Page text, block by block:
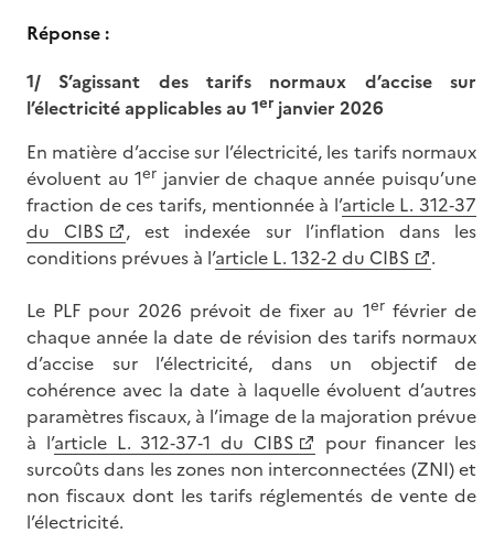
Réponse :
1/ S’agissant des tarifs normaux d’accise sur
l’électricité applicables au 1er janvier 2026
En matière d’accise sur l’électricité, les tarifs normaux
évoluent au 1er janvier de chaque année puisqu’une
fraction de ces tarifs, mentionnée à l’article L. 312‑37
du CIBS
, est indexée sur l’inflation dans les
conditions prévues à l’article L. 132‑2 du CIBS
.
Le PLF pour 2026 prévoit de fixer au 1erfévrier de
chaque année la date de révision des tarifs normaux
d’accise sur l’électricité, dans un objectif de
cohérence avec la date à laquelle évoluent d’autres
paramètres fiscaux, à l’image de la majoration prévue
à l’article L. 312‑37‑1 du CIBS
pour financer les
surcoûts dans les zones non interconnectées (ZNI) et
non fiscaux dont les tarifs réglementés de vente de
l’électricité.